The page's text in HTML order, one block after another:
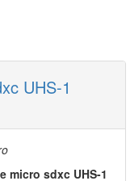
UHS-1
micro sdxc UHS-1